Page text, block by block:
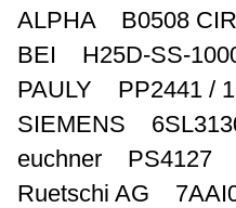
ALPHA B0508
BEI H25D-SS-
PAULY PP2441 /
SIEMENS
euchner PS4127
Ruetschi AG